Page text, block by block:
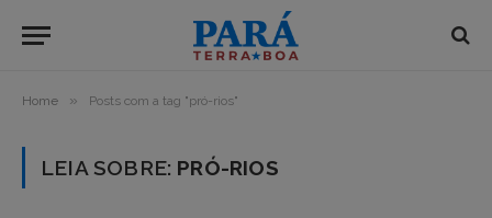
Home » Posts com a tag "pró-rios"
LEIA SOBRE: PRÓ-RIOS